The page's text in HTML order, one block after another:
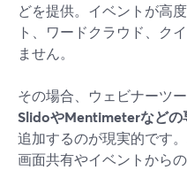
どを提供。イベントが高
ト、ワードクラウド、ク
ません。
その場合、ウェビナーツ
SlidoやMentimeterなどの
追加するのが現実的です
画面共有やイベントから